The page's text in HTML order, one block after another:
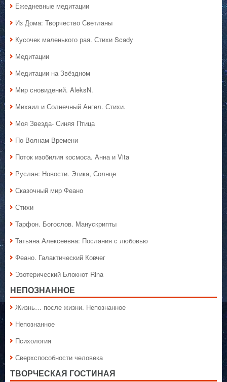
Ежедневные медитации
Из Дома: Творчество Светланы
Кусочек маленького рая. Стихи Scady
Медитации
Медитации на Звёздном
Мир сновидений. AleksN.
Михаил и Солнечный Ангел. Стихи.
Моя Звезда- Синяя Птица
По Волнам Времени
Поток изобилия космоса. Анна и Vita
Руслан: Новости. Этика, Солнце
Сказочный мир Феано
Стихи
Тарфон. Богослов. Манускрипты
Татьяна Алексеевна: Послания с любовью
Феано. Галактический Ковчег
Эзотерический Блокнот Rina
НЕПОЗНАННОЕ
Жизнь… после жизни. Непознанное
Непознанное
Психология
Сверхспособности человека
ТВОРЧЕСКАЯ ГОСТИНАЯ